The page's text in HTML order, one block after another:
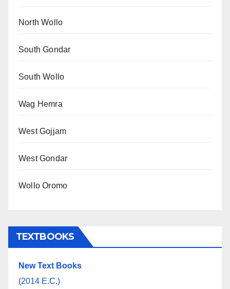
North Wollo
South Gondar
South Wollo
Wag Hemra
West Gojjam
West Gondar
Wollo Oromo
TEXTBOOKS
New Text Books
(2014 E.C.)